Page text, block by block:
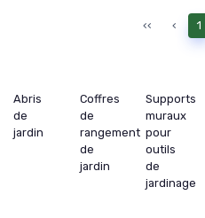
‹‹ ‹ 1
Abris
de
jardin
Coffres
de
rangement
de
jardin
Supports
muraux
pour
outils
de
jardinage